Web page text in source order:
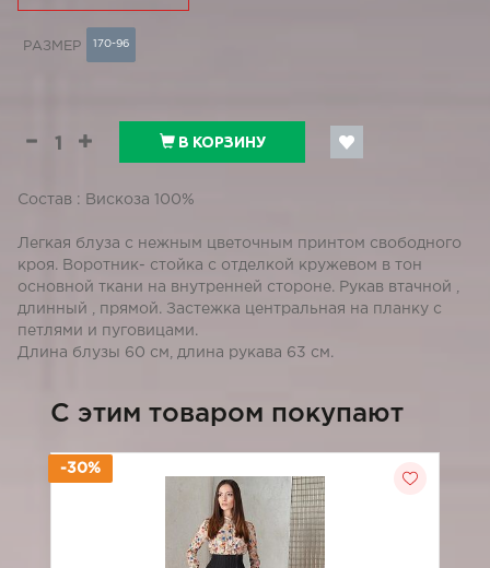
РАЗМЕР 170-96
В КОРЗИНУ
Состав : Вискоза 100%
Легкая блуза с нежным цветочным принтом свободного
кроя. Воротник- стойка с отделкой кружевом в тон
основной ткани на внутренней стороне. Рукав втачной ,
длинный , прямой. Застежка центральная на планку с
петлями и пуговицами.
Длина блузы 60 см, длина рукава 63 см.
C этим товаром покупают
-30%